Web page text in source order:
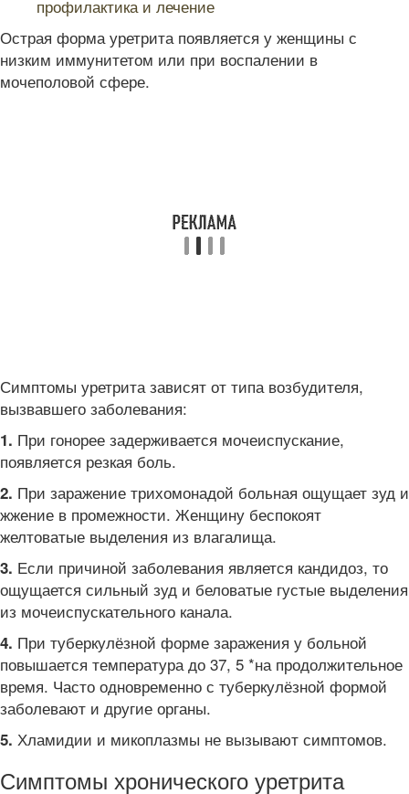
профилактика и лечение
Острая форма уретрита появляется у женщины с
низким иммунитетом или при воспалении в
мочеполовой сфере.
Симптомы уретрита зависят от типа возбудителя,
вызвавшего заболевания:
1. При гонорее задерживается мочеиспускание,
появляется резкая боль.
2. При заражение трихомонадой больная ощущает зуд и
жжение в промежности. Женщину беспокоят
желтоватые выделения из влагалища.
3. Если причиной заболевания является кандидоз, то
ощущается сильный зуд и беловатые густые выделения
из мочеиспускательного канала.
4. При туберкулёзной форме заражения у больной
повышается температура до 37, 5 *на продолжительное
время. Часто одновременно с туберкулёзной формой
заболевают и другие органы.
5. Хламидии и микоплазмы не вызывают симптомов.
Симптомы хронического уретрита